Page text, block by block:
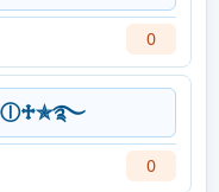
0
0